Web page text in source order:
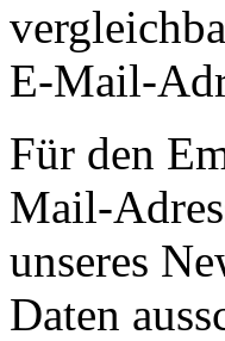
E-Mail-
Für den
Mail-
unseres
Daten